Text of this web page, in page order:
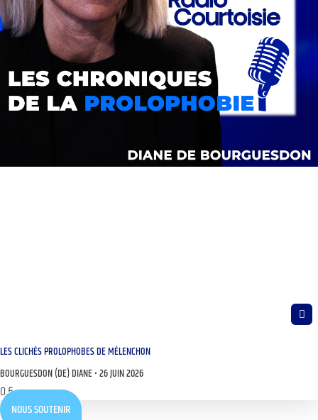
LES CLICHÉS PROLOPHOBES DE MÉLENCHON
BOURGUESDON (DE) DIANE 26 JUIN 2026
NOUS SOUTENIR